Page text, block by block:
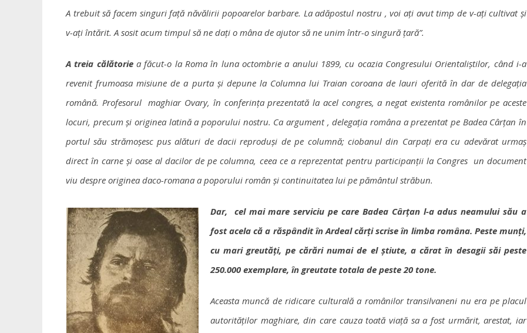
A trebuit să facem singuri față năvălirii popoarelor barbare. La adăpostul nostru , voi ați avut timp de v-ați cultivat și
v-ați întărit. A sosit acum timpul să ne dați o mâna de ajutor să ne unim într-o singură țară”.
A treia călătoriea făcut-o la Roma în luna octombrie a anului 1899, cu ocazia Congresului Orientaliștilor, când i-a
revenit frumoasa misiune de a purta și depune la Columna lui Traian coroana de lauri oferită în dar de delegația
română. Profesorul maghiar Ovary, în conferința prezentată la acel congres, a negat existenta românilor pe aceste
locuri, precum și originea latină a poporului nostru. Ca argument , delegația româna a prezentat pe Badea Cârțan în
portul său strămoșesc pus alături de dacii reproduși de pe columnă; ciobanul din Carpați era cu adevărat urmaș
direct în carne și oase al dacilor de pe columna, ceea ce a reprezentat pentru participanții la Congres un document
viu despre originea daco-romana a poporului român și continuitatea lui pe pământul străbun.
Dar, cel mai mare serviciu pe care Badea Cârțan l-a adus neamului său a
fost acela că a răspândit în Ardeal cărți scrise în limba româna. Peste munți,
cu mari greutăți, pe cărări numai de el știute, a cărat în desagii săi peste
250.000 exemplare, în greutate totala de peste 20 tone.
Aceasta muncă de ridicare culturală a românilor transilvaneni nu era pe placul
autorităților maghiare, din care cauza toată viață sa a fost urmărit, arestat, iar